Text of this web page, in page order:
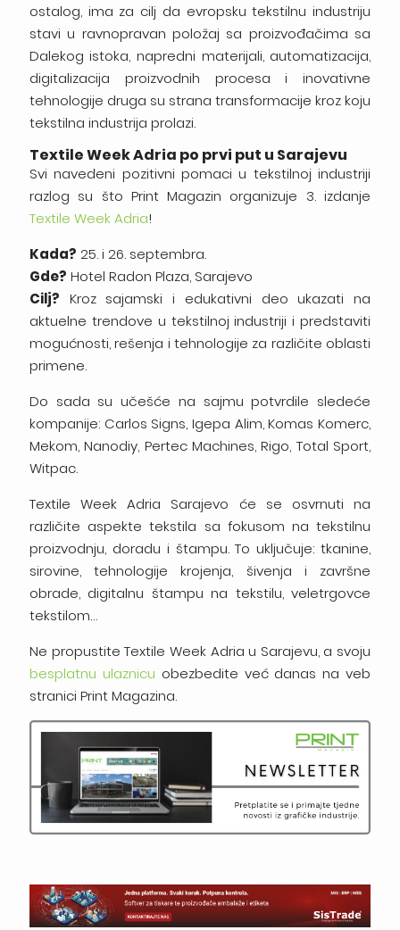
ostalog, ima za cilj da evropsku tekstilnu industriju
stavi u ravnopravan položaj sa proizvođačima sa
Dalekog istoka, napredni materijali, automatizacija,
digitalizacija proizvodnih procesa i inovativne
tehnologije druga su strana transformacije kroz koju
tekstilna industrija prolazi.
Textile Week Adria po prvi put u Sarajevu
Svi navedeni pozitivni pomaci u tekstilnoj industriji
razlog su što Print Magazin organizuje 3. izdanje
Textile Week Adria!
Kada? 25. i 26. septembra.
Gde? Hotel Radon Plaza, Sarajevo
Cilj? Kroz sajamski i edukativni deo ukazati na
aktuelne trendove u tekstilnoj industriji i predstaviti
mogućnosti, rešenja i tehnologije za različite oblasti
primene.
Do sada su učešće na sajmu potvrdile sledeće
kompanije: Carlos Signs, Igepa Alim, Komas Komerc,
Mekom, Nanodiy, Pertec Machines, Rigo, Total Sport,
Witpac.
Textile Week Adria Sarajevo će se osvrnuti na
različite aspekte tekstila sa fokusom na tekstilnu
proizvodnju, doradu i štampu. To uključuje: tkanine,
sirovine, tehnologije krojenja, šivenja i završne
obrade, digitalnu štampu na tekstilu, veletrgovce
tekstilom…
Ne propustite Textile Week Adria u Sarajevu, a svoju
besplatnu ulaznicu obezbedite već danas na veb
stranici Print Magazina.